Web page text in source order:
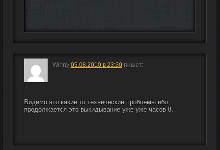
Winny 05.08.2010 в 23:30 пишет:
Видимо это какие то технические проблемы ибо
продолжается это выкидывание уже уже часов 8.